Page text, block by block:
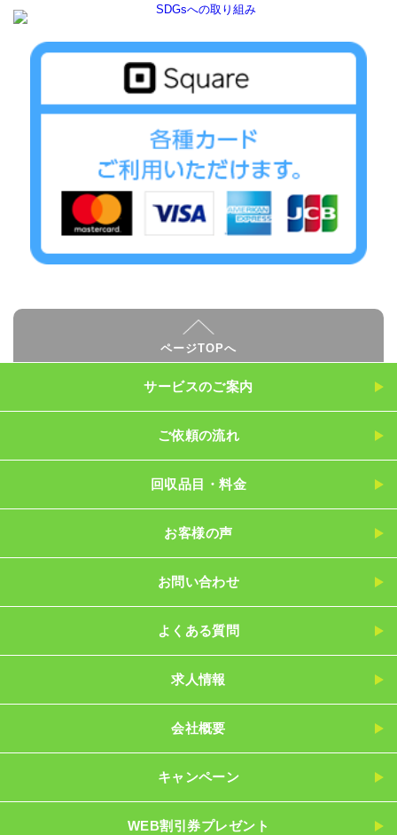
ページTOPへ
サービスのご案内
ご依頼の流れ
回収品目・料金
お客様の声
お問い合わせ
よくある質問
求人情報
会社概要
キャンペーン
WEB割引券プレゼント